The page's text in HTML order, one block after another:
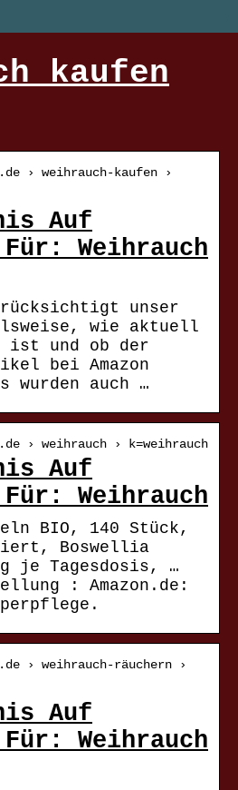
kaufen
› weihrauch-kaufen ›
Auf
Für: Weihrauch
unser
wie aktuell
ist und ob der
bei Amazon
wurden auch …
› weihrauch › k=weihrauch
Auf
Für: Weihrauch
BIO, 140 Stück,
Boswellia
je Tagesdosis, …
: Amazon.de:
› weihrauch-räuchern ›
Auf
Für: Weihrauch